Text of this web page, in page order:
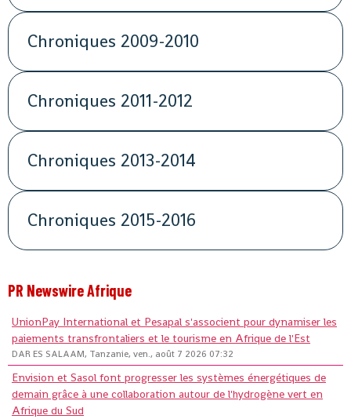
Chroniques 2009-2010
Chroniques 2011-2012
Chroniques 2013-2014
Chroniques 2015-2016
PR Newswire Afrique
UnionPay International et Pesapal s'associent pour dynamiser les
paiements transfrontaliers et le tourisme en Afrique de l'Est
DAR ES SALAAM, Tanzanie, ven., août 7 2026 07:32
Envision et Sasol font progresser les systèmes énergétiques de
demain grâce à une collaboration autour de l'hydrogène vert en
Afrique du Sud